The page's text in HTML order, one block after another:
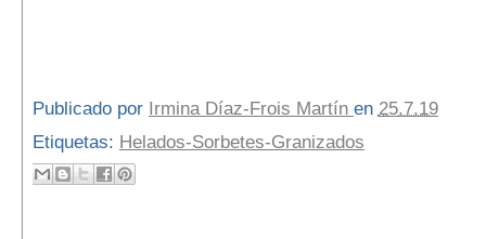
Publicado por Irmina Díaz-Frois Martín en 25.7.19
Etiquetas: Helados-Sorbetes-Granizados